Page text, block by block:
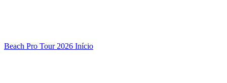
Beach Pro Tour 2026 Início